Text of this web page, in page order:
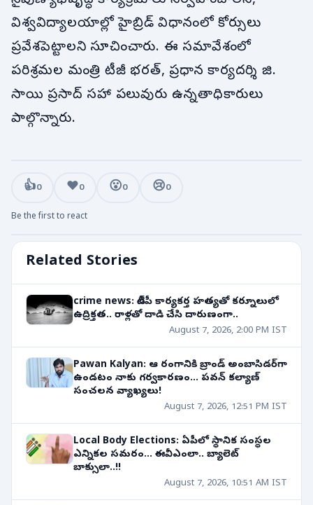
విశ్వవిద్యాలయాల్లో హైబ్రిడ్ విధానంలో కోర్సులు
ప్రవేశపెట్టాలని సూచించారు. ఈ సమావేశంలో
పరిశ్రమల మంత్రి టీజీ భరత్, ప్రధాన కార్యదర్శి జి.
సాయి ప్రసాద్ సహా పలువురు ఉన్నతాధికారులు
పాల్గొన్నారు.
Related Stories
crime news: టీడీపీ కార్యకర్త హత్యతో కర్నూలులో
ఉద్రిక్తత.. రాళ్లతో దాడి చేసి దారుణంగా..
August 7, 2026, 2:00 PM IST
Pawan Kalyan: ఆ రంగానికి బ్రాండ్ అంబాసిడర్‌గా
ఉండటం నాకు గర్వకారణం... పవన్ కల్యాణ్
సంచలన వ్యాఖ్యలు!
August 7, 2026, 12:51 PM IST
Local Body Elections: ఏపీలో స్థానిక సంస్థల
ఎన్నికల సమరం... ఈవీఎంలా.. బ్యాలెట్
బాక్సులా..!!
August 7, 2026, 10:51 AM IST
👍0 ❤️0 😮0 😢0
Be the first to react